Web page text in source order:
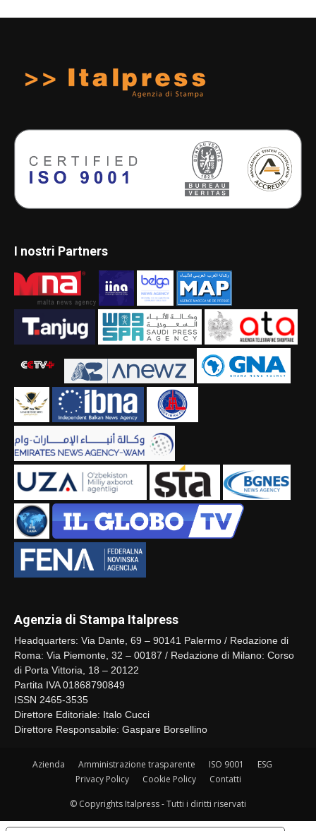
I nostri Partners
Agenzia di Stampa Italpress
Headquarters: Via Dante, 69 – 90141 Palermo / Redazione di
Roma: Via Piemonte, 32 – 00187 / Redazione di Milano: Corso
di Porta Vittoria, 18 – 20122
Partita IVA 01868790849
ISSN 2465-3535
Direttore Editoriale: Italo Cucci
Direttore Responsabile: Gaspare Borsellino
Azienda Amministrazione trasparente ISO 9001
ESG
Privacy Policy
Cookie Policy Contatti
© Copyrights Italpress - Tutti i diritti riservati